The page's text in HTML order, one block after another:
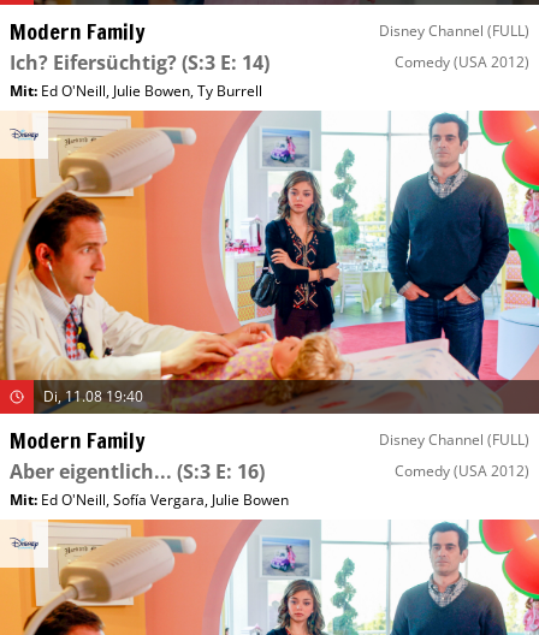
Modern Family Disney Channel (FULL)
Ich? Eifersüchtig?(S:3 E: 14) Comedy(USA 2012)
Mit: Ed O'Neill, Julie Bowen,Ty Burrell
Di, 11.08 19:40
Modern Family Disney Channel (FULL)
Aber eigentlich... (S:3 E: 16) Comedy(USA 2012)
Mit: Ed O'Neill,Sofía Vergara, Julie Bowen